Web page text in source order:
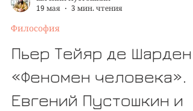
19 мая
Философия
Пьер Тейяр де Шарден
«Феномен человека».